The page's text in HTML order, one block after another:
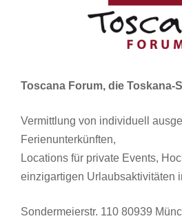
Toscana Forum, die Toskana-
Vermittlung von individuell
Ferienunterkünften,
Locations für private Events,
einzigartigen Urlaubsaktivitäten
Sondermeierstr. 110 80939